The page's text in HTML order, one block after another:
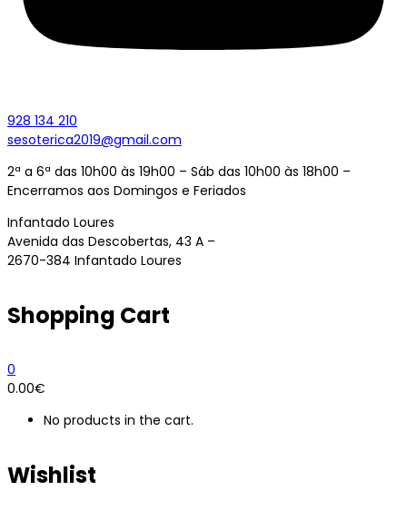
928 134 210
sesoterica2019@gmail.com
2ª a 6ª das 10h00 às 19h00 – Sáb das 10h00 às 18h00 –
Encerramos aos Domingos e Feriados
Infantado Loures
Avenida das Descobertas, 43 A –
2670-384 Infantado Loures
Shopping Cart
0
0.00€
No products in the cart.
Wishlist